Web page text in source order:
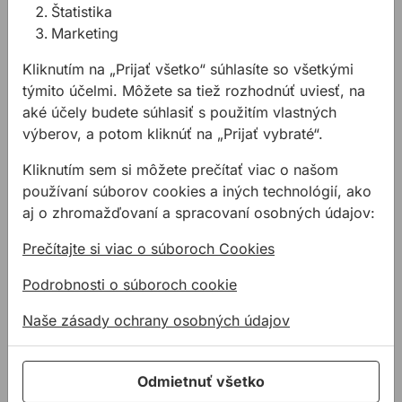
Kotviace konzoly
Potrebujete ukotviť rôzne
konštrukcie na Vašom
projekte ? Máme pre Vás
riešenie vo forme
kotviacich konzol.
Súvisiace produkty
Multifunkčná expanzná páska ISO-BLOCO One
Kotva JUSTA BA
Štatistika
Marketing
Kliknutím na „Prijať všetko“ súhlasíte so všetkými
týmito účelmi. Môžete sa tiež rozhodnúť uviesť, na
aké účely budete súhlasiť s použitím vlastných
výberov, a potom kliknúť na „Prijať vybraté“.
Kliknutím sem si môžete prečítať viac o našom
používaní súborov cookies a iných technológií, ako
aj o zhromažďovaní a spracovaní osobných údajov:
Prečítajte si viac o súboroch Cookies
Podrobnosti o súboroch cookie
Naše zásady ochrany osobných údajov
Odmietnuť všetko